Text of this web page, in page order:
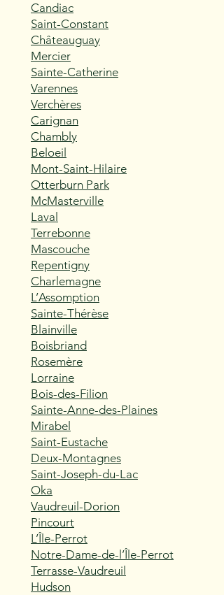
Candiac
Saint-Constant
Châteauguay
Mercier
Sainte-Catherine
Varennes
Verchères
Carignan
Chambly
Beloeil
Mont-Saint-Hilaire
Otterburn Park
McMasterville
Laval
Terrebonne
Mascouche
Repentigny
Charlemagne
L’Assomption
Sainte-Thérèse
Blainville
Boisbriand
Rosemère
Lorraine
Bois-des-Filion
Sainte-Anne-des-Plaines
Mirabel
Saint-Eustache
Deux-Montagnes
Saint-Joseph-du-Lac
Oka
Vaudreuil-Dorion
Pincourt
L’Île-Perrot
Notre-Dame-de-l’Île-Perrot
Terrasse-Vaudreuil
Hudson